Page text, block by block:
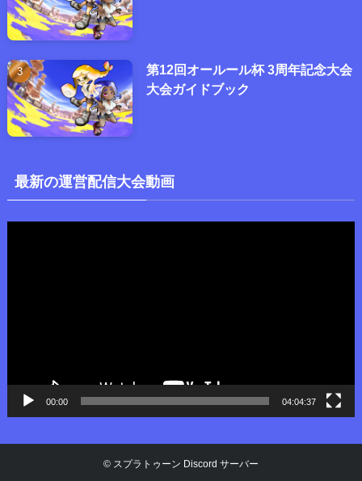
第12回オールール杯 3周年記念大会
大会ガイドブック
最新の運営配信大会動画
00:00 04:04:37
© スプラトゥーン Discord サーバー